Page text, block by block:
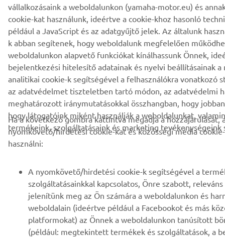
vállalkozásaink a weboldalunkon (yamaha-motor.eu) és
cookie-kat használunk, ideértve a cookie-khoz hasonló
például a JavaScript és az adatgyűjtő jelek. Az általunk
k abban segítenek, hogy weboldalunk megfelelően
weboldalunkon alapvető funkciókat kínálhassunk Önnek,
bejelentkezési hitelesítő adatainak és nyelvi beállításainak
analitikai cookie-k segítségével a felhasználókra vonatkozó
az adatvédelmet tiszteletben tartó módon, az adatvédelmi
meghatározott iránymutatásokkal összhangban, hogy
hogy látogatóink miként használják a weboldalunkat,
termékeink, szolgáltatásaink és marketing tevékenységeink
Ha a következő gombra kattintva megadja a hozzájárulását,
nyomkövető/hirdetési cookie-kat és közösségi média
használni:
A nyomkövető/hirdetési cookie-k segítségével a
szolgáltatásainkkal kapcsolatos, Önre szabott,
jelenítünk meg az Ön számára a weboldalunkon és
weboldalain (ideértve például a Facebookot és más
platformokat) az Önnek a weboldalunkon tanúsított
(például: megtekintett termékek és szolgáltatások, a